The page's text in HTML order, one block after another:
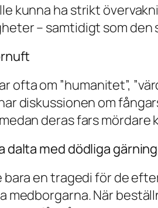
kunna ha strikt
– samtidigt som
ofta om ”humanitet”,
diskussionen om
deras fars
dalta med dödliga
bara en tragedi för de
medborgarna. När